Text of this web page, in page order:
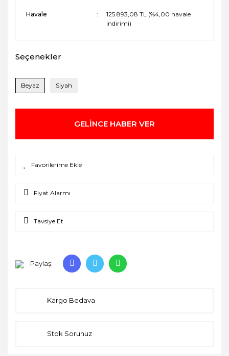
Havale
125.893,08 TL (%4,00 havale
indirimi)
Seçenekler
Beyaz Siyah
GELİNCE HABER VER
Fiyat Alarmı
Tavsiye Et
Paylaş:
Kargo Bedava
Stok Sorunuz